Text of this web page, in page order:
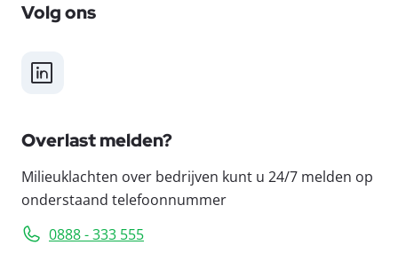
Volg ons
LinkedIn
Overlast melden?
Milieuklachten over bedrijven kunt u 24/7 melden op
onderstaand telefoonnummer
0888 - 333 555